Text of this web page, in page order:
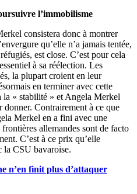
l’immobilisme
consistera donc à montrer
qu’elle n’a jamais tentée,
est close. C’est pour cela
à sa réélection. Les
la plupart croient en leur
en terminer avec cette
« stabilité » et Angela Merkel
donner. Contrairement à ce que
Merkel en a fini avec une
allemandes sont de facto
C’est à ce prix qu’elle
la CSU bavaroise.
n’en finit plus d’attaquer